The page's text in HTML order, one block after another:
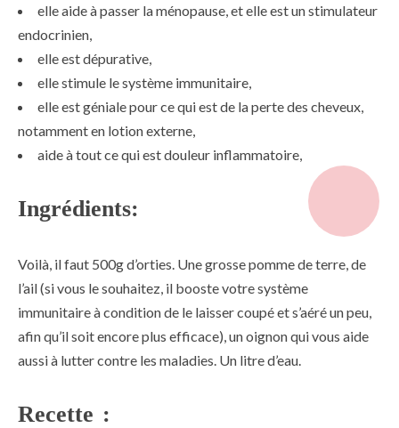
elle aide à passer la ménopause, et elle est un stimulateur
endocrinien,
elle est dépurative,
elle stimule le système immunitaire,
elle est géniale pour ce qui est de la perte des cheveux,
notamment en lotion externe,
aide à tout ce qui est douleur inflammatoire,
Ingrédients:
Voilà, il faut 500g d’orties. Une grosse pomme de terre, de
l’ail (si vous le souhaitez, il booste votre système
immunitaire à condition de le laisser coupé et s’aéré un peu,
afin qu’il soit encore plus efficace), un oignon qui vous aide
aussi à lutter contre les maladies. Un litre d’eau.
Recette :